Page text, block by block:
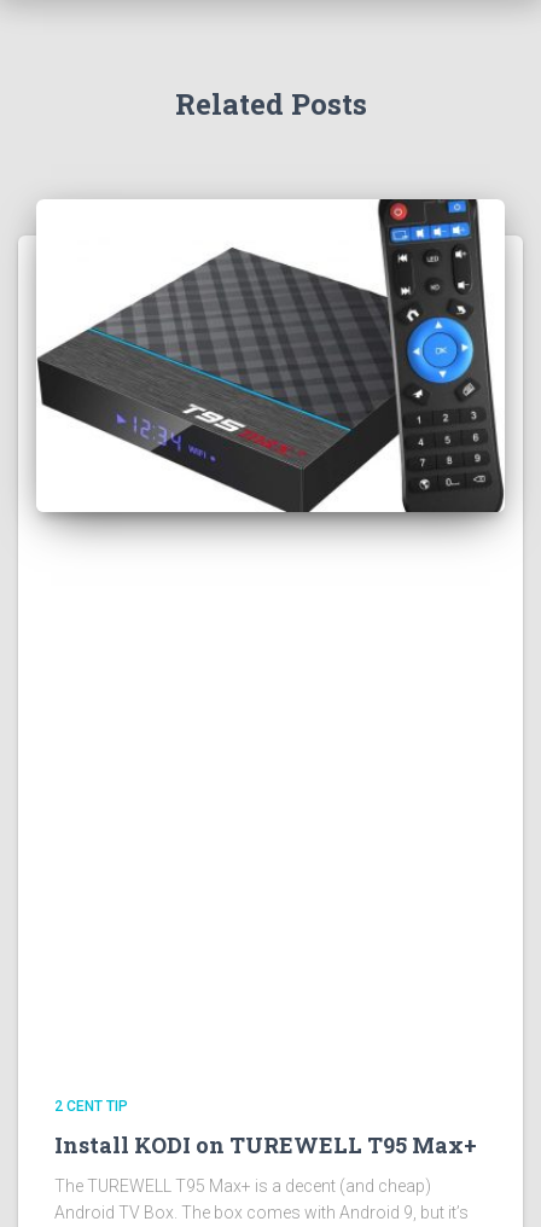
Related Posts
2 CENT TIP
Install KODI on TUREWELL T95 Max+
The TUREWELL T95 Max+ is a decent (and cheap)
Android TV Box. The box comes with Android 9, but it’s